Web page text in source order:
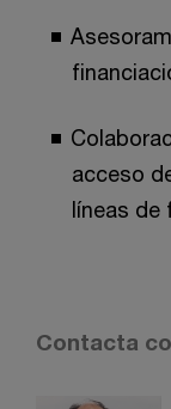
acceso
líneas de
Contacta